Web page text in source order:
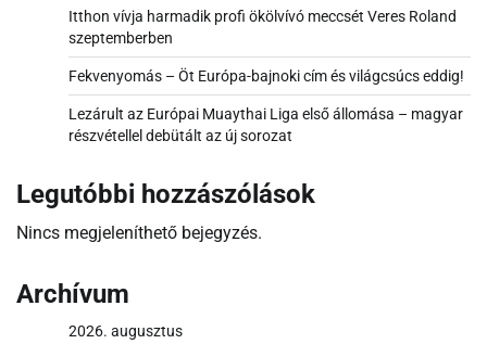
Itthon vívja harmadik profi ökölvívó meccsét Veres Roland
szeptemberben
Fekvenyomás – Öt Európa-bajnoki cím és világcsúcs eddig!
Lezárult az Európai Muaythai Liga első állomása – magyar
részvétellel debütált az új sorozat
Legutóbbi hozzászólások
Nincs megjeleníthető bejegyzés.
Archívum
2026. augusztus